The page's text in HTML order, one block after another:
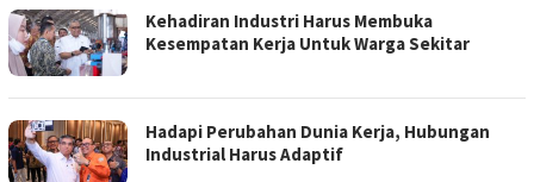
Kehadiran Industri Harus Membuka
Kesempatan Kerja Untuk Warga Sekitar
Hadapi Perubahan Dunia Kerja, Hubungan
Industrial Harus Adaptif